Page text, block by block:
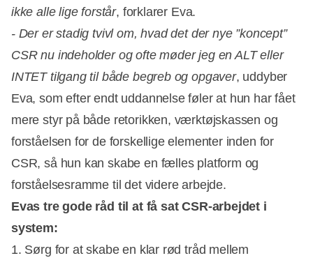
ikke alle lige forstår, forklarer Eva.
- Der er stadig tvivl om, hvad det der nye ”koncept”
CSR nu indeholder og ofte møder jeg en ALT eller
INTET tilgang til både begreb og opgaver, uddyber
Eva, som efter endt uddannelse føler at hun har fået
mere styr på både retorikken, værktøjskassen og
forståelsen for de forskellige elementer inden for
CSR, så hun kan skabe en fælles platform og
forståelsesramme til det videre arbejde.
Evas tre gode råd til at få sat CSR-arbejdet i
system:
1. Sørg for at skabe en klar rød tråd mellem